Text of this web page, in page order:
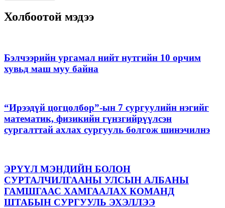
Холбоотой мэдээ
Бэлчээрийн ургамал нийт нутгийн 10 орчим
хувьд маш муу байна
“Ирээдүй цогцолбор”-ын 7 сургуулийн нэгийг
математик, физикийн гүнзгийрүүлсэн
сургалттай ахлах сургууль болгож шинэчилнэ
ЭРҮҮЛ МЭНДИЙН БОЛОН
СУРТАЛЧИЛГААНЫ УЛСЫН АЛБАНЫ
ГАМШГААС ХАМГААЛАХ КОМАНД
ШТАБЫН СУРГУУЛЬ ЭХЭЛЛЭЭ